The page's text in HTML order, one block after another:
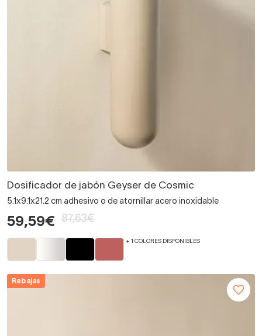
Dosificador de jabón Geyser de Cosmic
5.1x9.1x21.2 cm adhesivo o de atornillar acero inoxidable
59,59€ 87,63€
+ 1 COLORES DISPONIBLES
Rebajas